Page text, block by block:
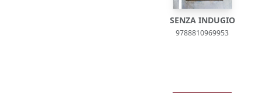
SENZA INDUGIO
9788810969953